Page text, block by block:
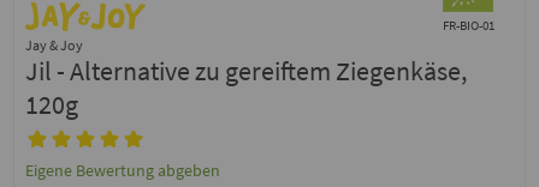
FR-BIO-01
Jay & Joy
Jil - Alternative zu gereiftem Ziegenkäse,
120g
Eigene Bewertung abgeben